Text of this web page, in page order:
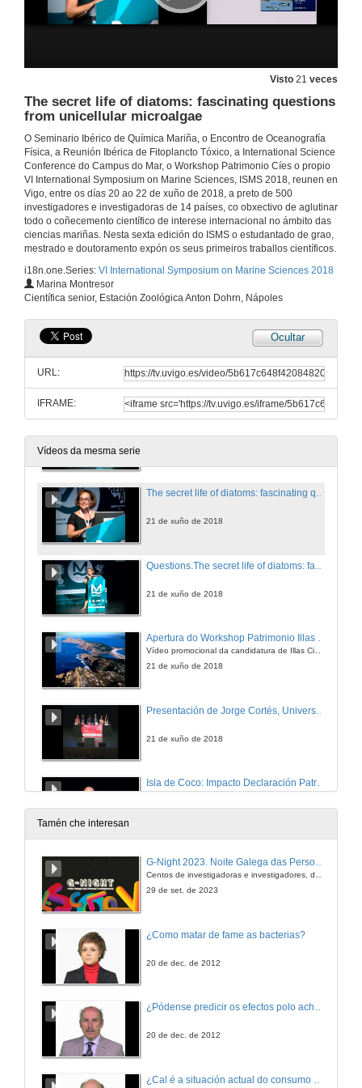
Visto 21 veces
The secret life of diatoms: fascinating questions
from unicellular microalgae
O Seminario Ibérico de Química Mariña, o Encontro de Oceanografía
Física, a Reunión Ibérica de Fitoplancto Tóxico, a International Science
Conference do Campus do Mar, o Workshop Patrimonio Cíes o propio
VI International Symposium on Marine Sciences, ISMS 2018, reunen en
Vigo, entre os días 20 ao 22 de xuño de 2018, a preto de 500
investigadores e investigadoras de 14 países, co obxectivo de aglutinar
todo o coñecemento científico de interese internacional no ámbito das
ciencias mariñas. Nesta sexta edición do ISMS o estudantado de grao,
mestrado e doutoramento expón os seus primeiros traballos científicos.
i18n.one.Series: VI International Symposium on Marine Sciences 2018
Marina Montresor
Científica senior, Estación Zoológica Anton Dohrn, Nápoles
Ocultar
URL:
IFRAME:
Vídeos da mesma serie
20 de xuño de 2018
Challengues and progress
20 de xuño de 2018
Questions.Monitoring chemical quality of coastal waters
Challengues and progress
20 de xuño de 2018
Presentación de Aida Alvera Azcarate
21 de xuño de 2018
Ocean reanalysis for the study of the evolution of the state of the ocean over the last decades
21 de xuño de 2018
Presentación de Marina Montresor
The secret life of diatoms: fascinating questions from unicellular microalgae
21 de xuño de 2018
21 de xuño de 2018
Apertura do Workshop Patrimonio Illas Cíes
21 de xuño de 2018
21 de xuño de 2018
Isla de Coco: Impacto Declaración Patrimoño Mundial UNESCO
A Importancia de ser Patrimoño Natural da Humanidade
21 de xuño de 2018
Autores: Guillermo Velo-Antón (CIBIO/ InBIO) e A. Cordero Rivera (Universidade de Vigo)
Autores: A. Guerra, J. HernándezUrcera, M. E. Garci y A. F. González
Tamén che interesan
G-Night 2023. Noite Galega das Persoas Investigadoras. Conciencias creativas
29 de set. de 2023
¿Como matar de fame as bacterias?
20 de dec. de 2012
¿Pódense predicir os efectos polo achegamento á Terra dos asteroides?
20 de dec. de 2012